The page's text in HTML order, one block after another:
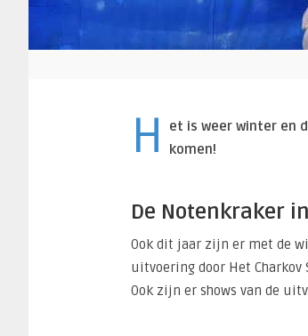
H
et is weer winter en
komen!
De Notenkraker
Ook dit jaar zijn er met de
uitvoering door Het Charkov
Ook zijn er shows van de